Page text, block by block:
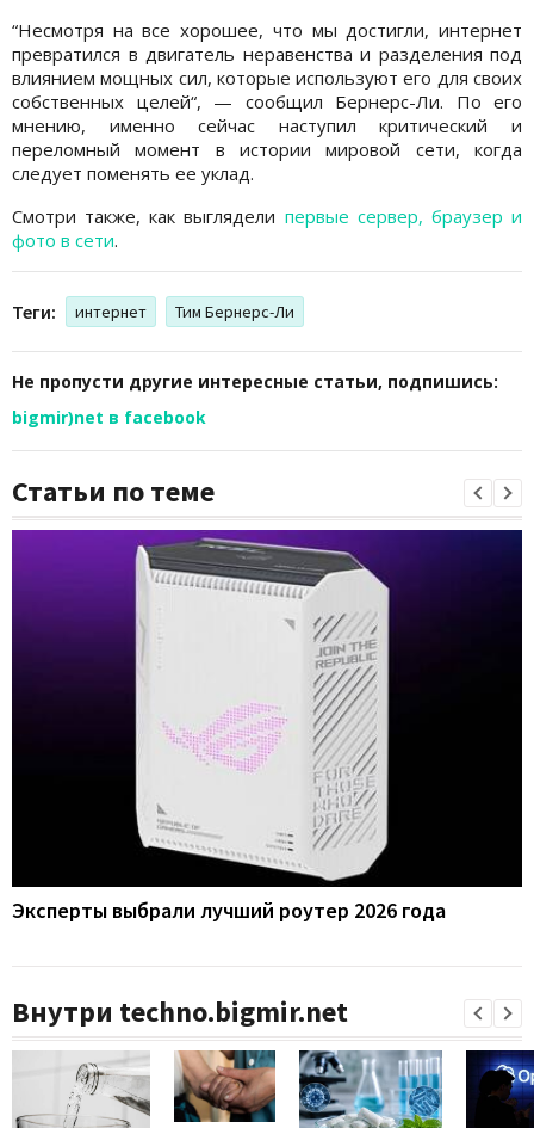
“Несмотря на все хорошее, что мы достигли, интернет
превратился в двигатель неравенства и разделения под
влиянием мощных сил, которые используют его для своих
собственных целей“, — сообщил Бернерс-Ли. По его
мнению, именно сейчас наступил критический и
переломный момент в истории мировой сети, когда
следует поменять ее уклад.
Смотри также, как выглядели первые сервер, браузер и
фото в сети.
Теги: интернет Тим Бернерс-Ли
Не пропусти другие интересные статьи, подпишись:
bigmir)net в facebook
Статьи по теме
Эксперты выбрали лучший роутер 2026 года
Внутри techno.bigmir.net